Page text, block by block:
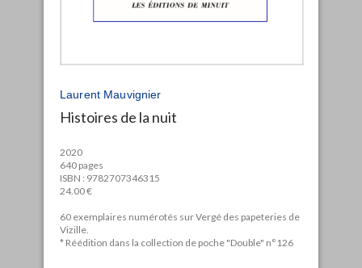
Laurent Mauvignier
Histoires de la nuit
2020
640 pages
ISBN : 9782707346315
24.00 €
60 exemplaires numérotés sur Vergé des papeteries de
Vizille.
* Réédition dans la collection de poche "Double" n°126